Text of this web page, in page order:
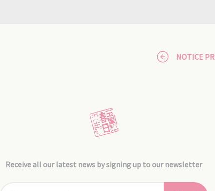
NOTICE
Receive all our latest news by signing up to our newsletter